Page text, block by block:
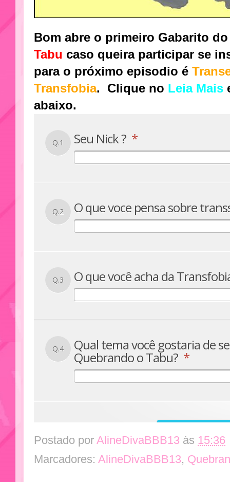
Bom abre o primeiro Gabarito
Tabu caso queira participar se
para o próximo episodio é
Transfobia. Clique no Leia Mais
abaixo.
Postado por AlineDivaBBB13 às 15:36
Marcadores: AlineDivaBBB13,